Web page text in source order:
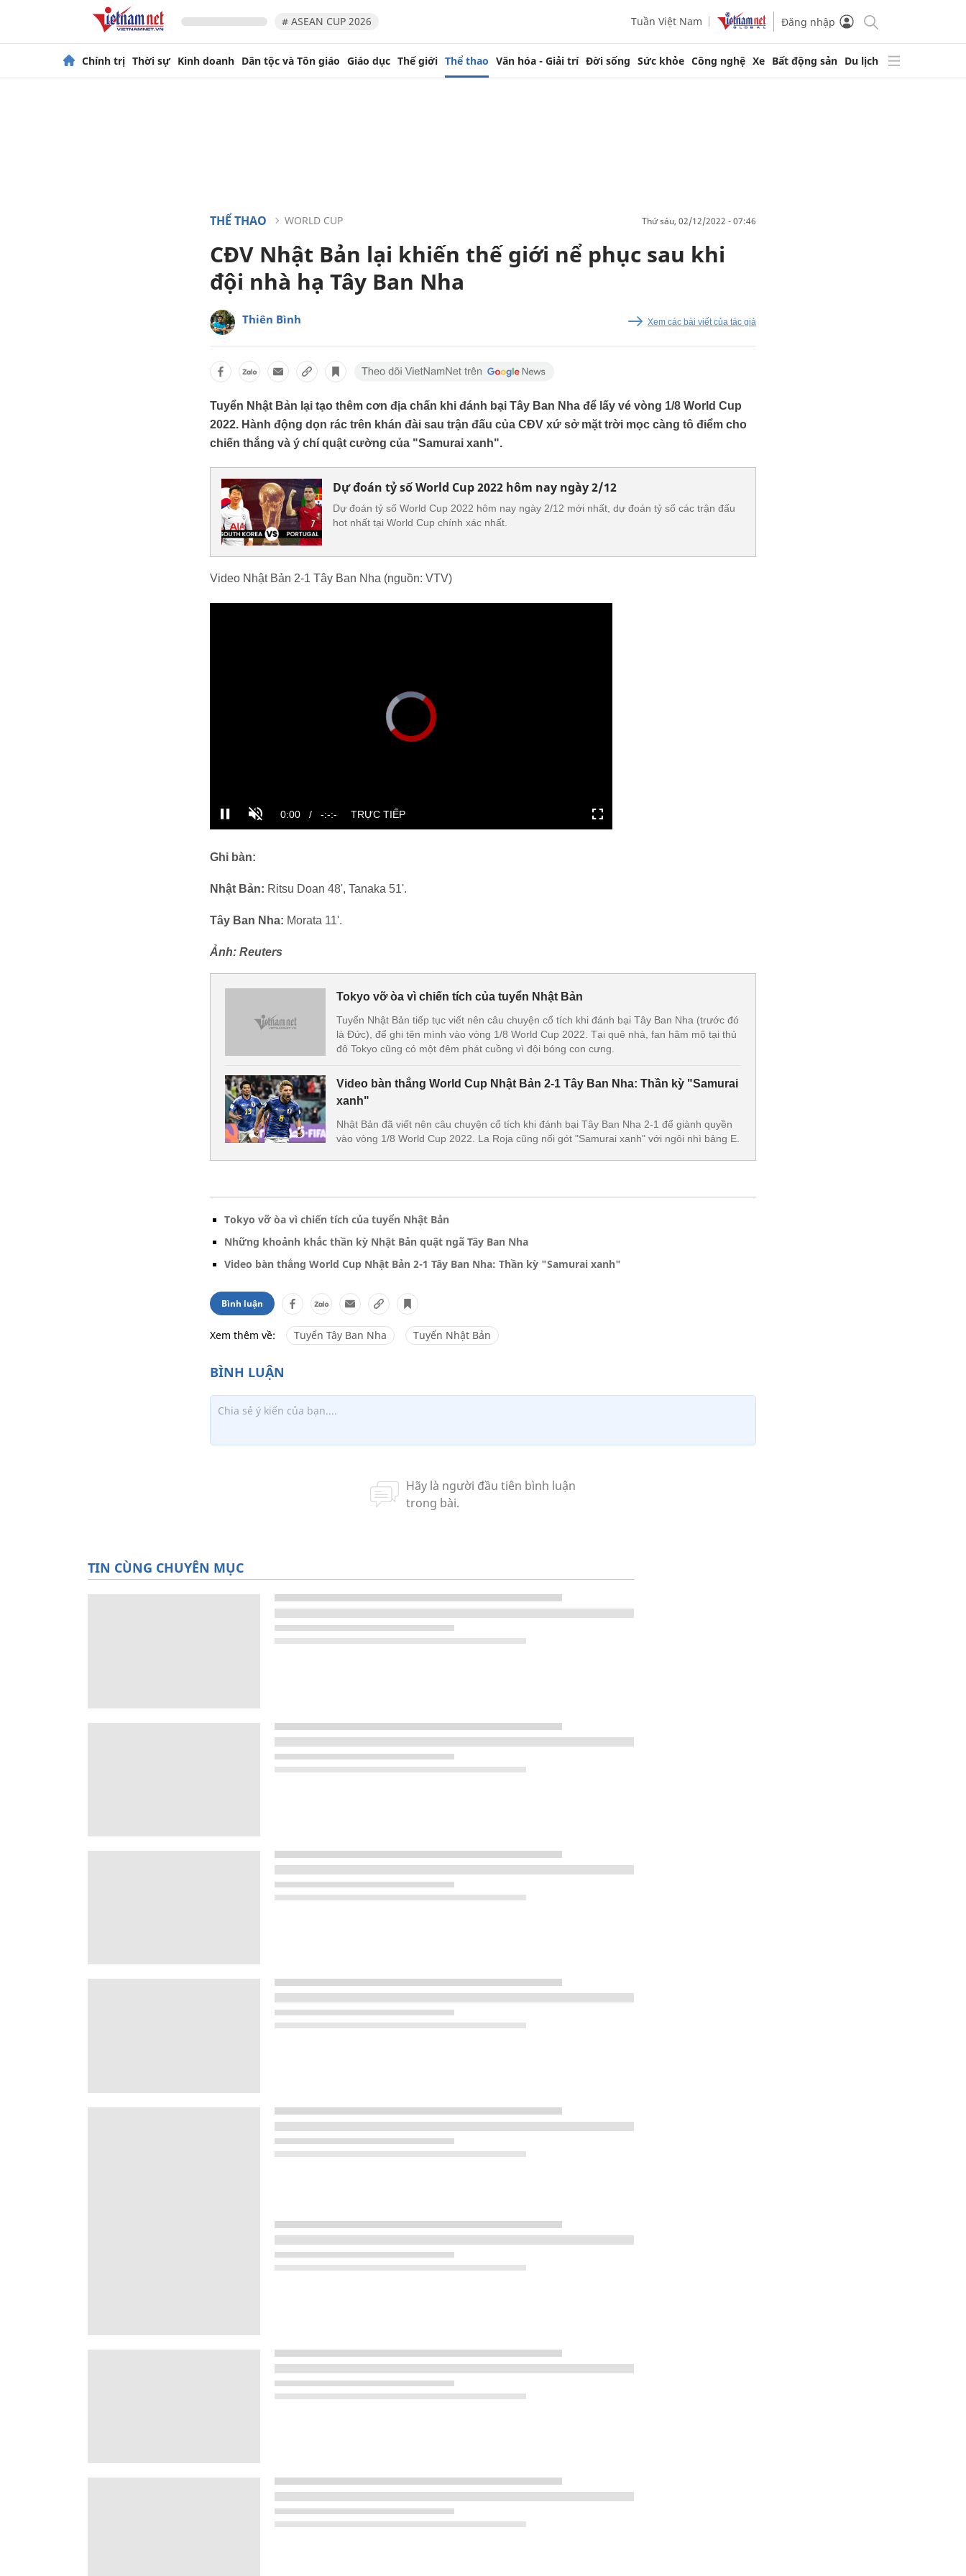
# ASEAN CUP 2026 Tuần Việt Nam Đăng nhập
Chính trị Thời sự Kinh doanh Dân tộc và Tôn giáo Giáo dục Thế giới Thể thao Văn hóa - Giải trí Đời sống Sức khỏe Công nghệ Xe Bất động sản Du lịch
THỂ THAO WORLD CUP thứ sáu, 02/12/2022 - 07:46
CĐV Nhật Bản lại khiến thế giới nể phục sau khi
đội nhà hạ Tây Ban Nha
Thiên Bình Xem các bài viết của tác giả
Tuyển Nhật Bản lại tạo thêm cơn địa chấn khi đánh bại Tây Ban Nha để lấy vé vòng 1/8 World Cup
2022. Hành động dọn rác trên khán đài sau trận đấu của CĐV xứ sở mặt trời mọc càng tô điểm cho
chiến thắng và ý chí quật cường của "Samurai xanh".
Dự đoán tỷ số World Cup 2022 hôm nay ngày 2/12
Dự đoán tỷ số World Cup 2022 hôm nay ngày 2/12 mới nhất, dự đoán tỷ số các trận đấu
hot nhất tại World Cup chính xác nhất.
Video Nhật Bản 2-1 Tây Ban Nha (nguồn: VTV)
Ghi bàn:
Nhật Bản: Ritsu Doan 48', Tanaka 51'.
Tây Ban Nha: Morata 11'.
Ảnh: Reuters
Tokyo vỡ òa vì chiến tích của tuyển Nhật Bản
Tuyển Nhật Bản tiếp tục viết nên câu chuyện cổ tích khi đánh bại Tây Ban Nha (trước đó
là Đức), để ghi tên mình vào vòng 1/8 World Cup 2022. Tại quê nhà, fan hâm mộ tại thủ
đô Tokyo cũng có một đêm phát cuồng vì đội bóng con cưng.
Video bàn thắng World Cup Nhật Bản 2-1 Tây Ban Nha: Thần kỳ "Samurai
xanh"
Nhật Bản đã viết nên câu chuyện cổ tích khi đánh bại Tây Ban Nha 2-1 để giành quyền
vào vòng 1/8 World Cup 2022. La Roja cũng nối gót "Samurai xanh" với ngôi nhì bảng E.
Tokyo vỡ òa vì chiến tích của tuyển Nhật Bản
Những khoảnh khắc thần kỳ Nhật Bản quật ngã Tây Ban Nha
Video bàn thắng World Cup Nhật Bản 2-1 Tây Ban Nha: Thần kỳ "Samurai xanh"
Bình luận
Xem thêm về: Tuyển Tây Ban Nha Tuyển Nhật Bản
TIN CÙNG CHUYÊN MỤC